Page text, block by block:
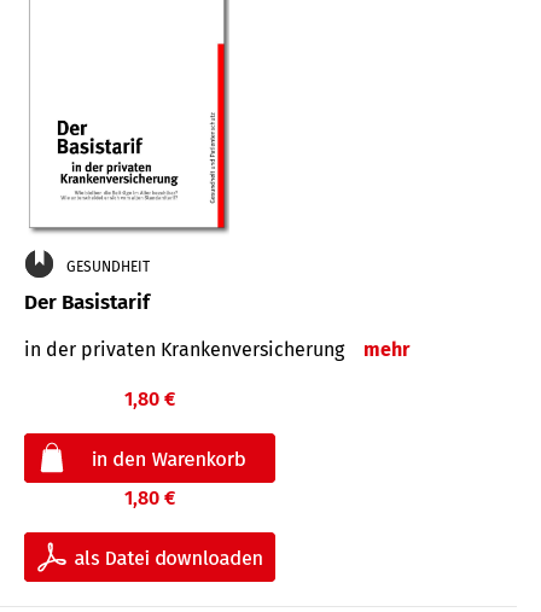
GESUNDHEIT
Der Basistarif
in der privaten Kran­ken­ver­siche­rung mehr
1,80 €
1,80 €